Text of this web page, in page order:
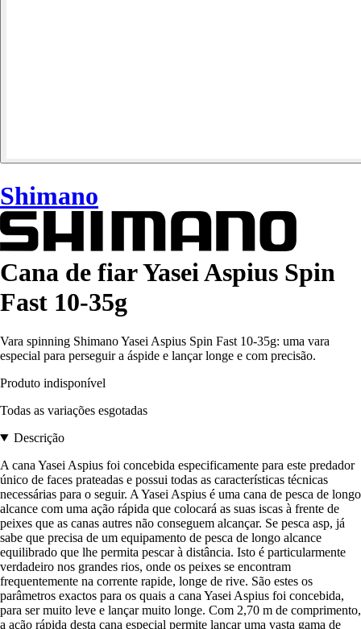
Shimano
Cana de fiar Yasei Aspius Spin
Fast 10-35g
Vara spinning Shimano Yasei Aspius Spin Fast 10-35g: uma vara
especial para perseguir a áspide e lançar longe e com precisão.
Produto indisponível
Todas as variações esgotadas
Descrição
A cana Yasei Aspius foi concebida especificamente para este predador
único de faces prateadas e possui todas as características técnicas
necessárias para o seguir. A Yasei Aspius é uma cana de pesca de longo
alcance com uma ação rápida que colocará as suas iscas à frente de
peixes que as canas autres não conseguem alcançar. Se pesca asp, já
sabe que precisa de um equipamento de pesca de longo alcance
equilibrado que lhe permita pescar à distância. Isto é particularmente
verdadeiro nos grandes rios, onde os peixes se encontram
frequentemente na corrente rapide, longe de rive. São estes os
parâmetros exactos para os quais a cana Yasei Aspius foi concebida,
para ser muito leve e lançar muito longe. Com 2,70 m de comprimento,
a ação rápida desta cana especial permite lançar uma vasta gama de